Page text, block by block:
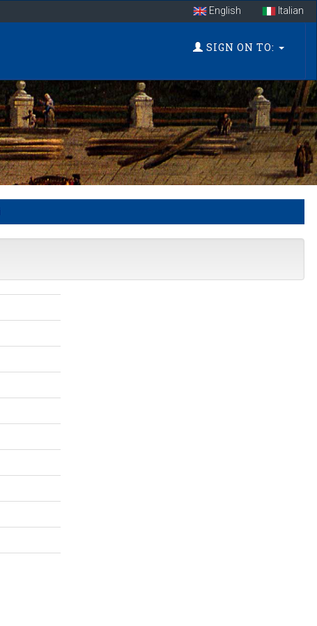
English Italian
SIGN ON TO: